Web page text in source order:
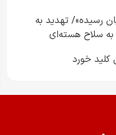
رسیده»/ تهدید به
سلاح هسته‌ای
خورد